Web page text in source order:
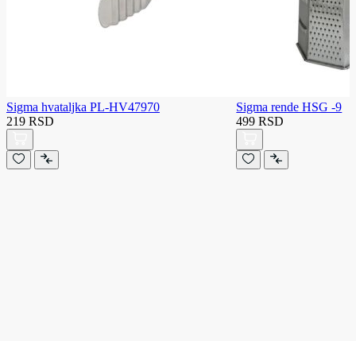
Sigma hvataljka PL-HV47970
219 RSD
Sigma rende HSG -9
499 RSD